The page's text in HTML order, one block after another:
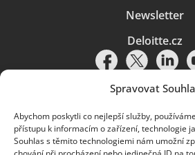
Spravovat
Abychom poskytli co nejlepší služby,
přístupu k informacím o zařízení, technologie
Souhlas s těmito technologiemi nám umožní
Newsletter
Deloitte.cz
Pravidla používání|Ochrana osobních údajů|
Deloitte.cz